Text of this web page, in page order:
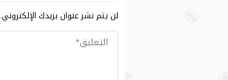
لن يتم نشر عنوان بريدك الإلكتروني.